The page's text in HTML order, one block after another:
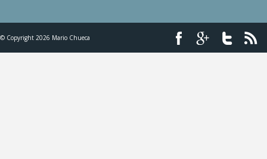
© Copyright 2026 Mario Chueca